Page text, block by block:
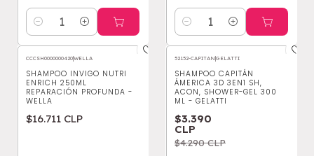
Cantidad Cantidad
CCCSH0000000420|WELLA
SHAMPOO INVIGO NUTRI
ENRICH 250ML
REPARACIÓN PROFUNDA -
WELLA
$16.711 CLP
-21%OFF
52152-CAPITAN|GELATTI
SHAMPOO CAPITÁN
ÁMERICA 3D 3EN1 SH,
ACON, SHOWER-GEL 300
ML - GELATTI
$3.390
CLP
$4.290 CLP